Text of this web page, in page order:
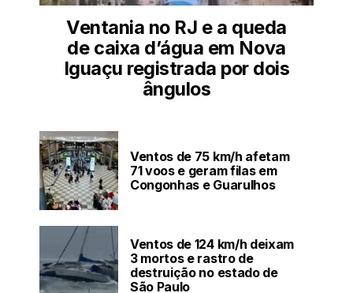
Ventania no RJ e a queda
de caixa d’água em Nova
Iguaçu registrada por dois
ângulos
Ventos de 75 km/h afetam
71 voos e geram filas em
Congonhas e Guarulhos
Ventos de 124 km/h deixam
3 mortos e rastro de
destruição no estado de
São Paulo